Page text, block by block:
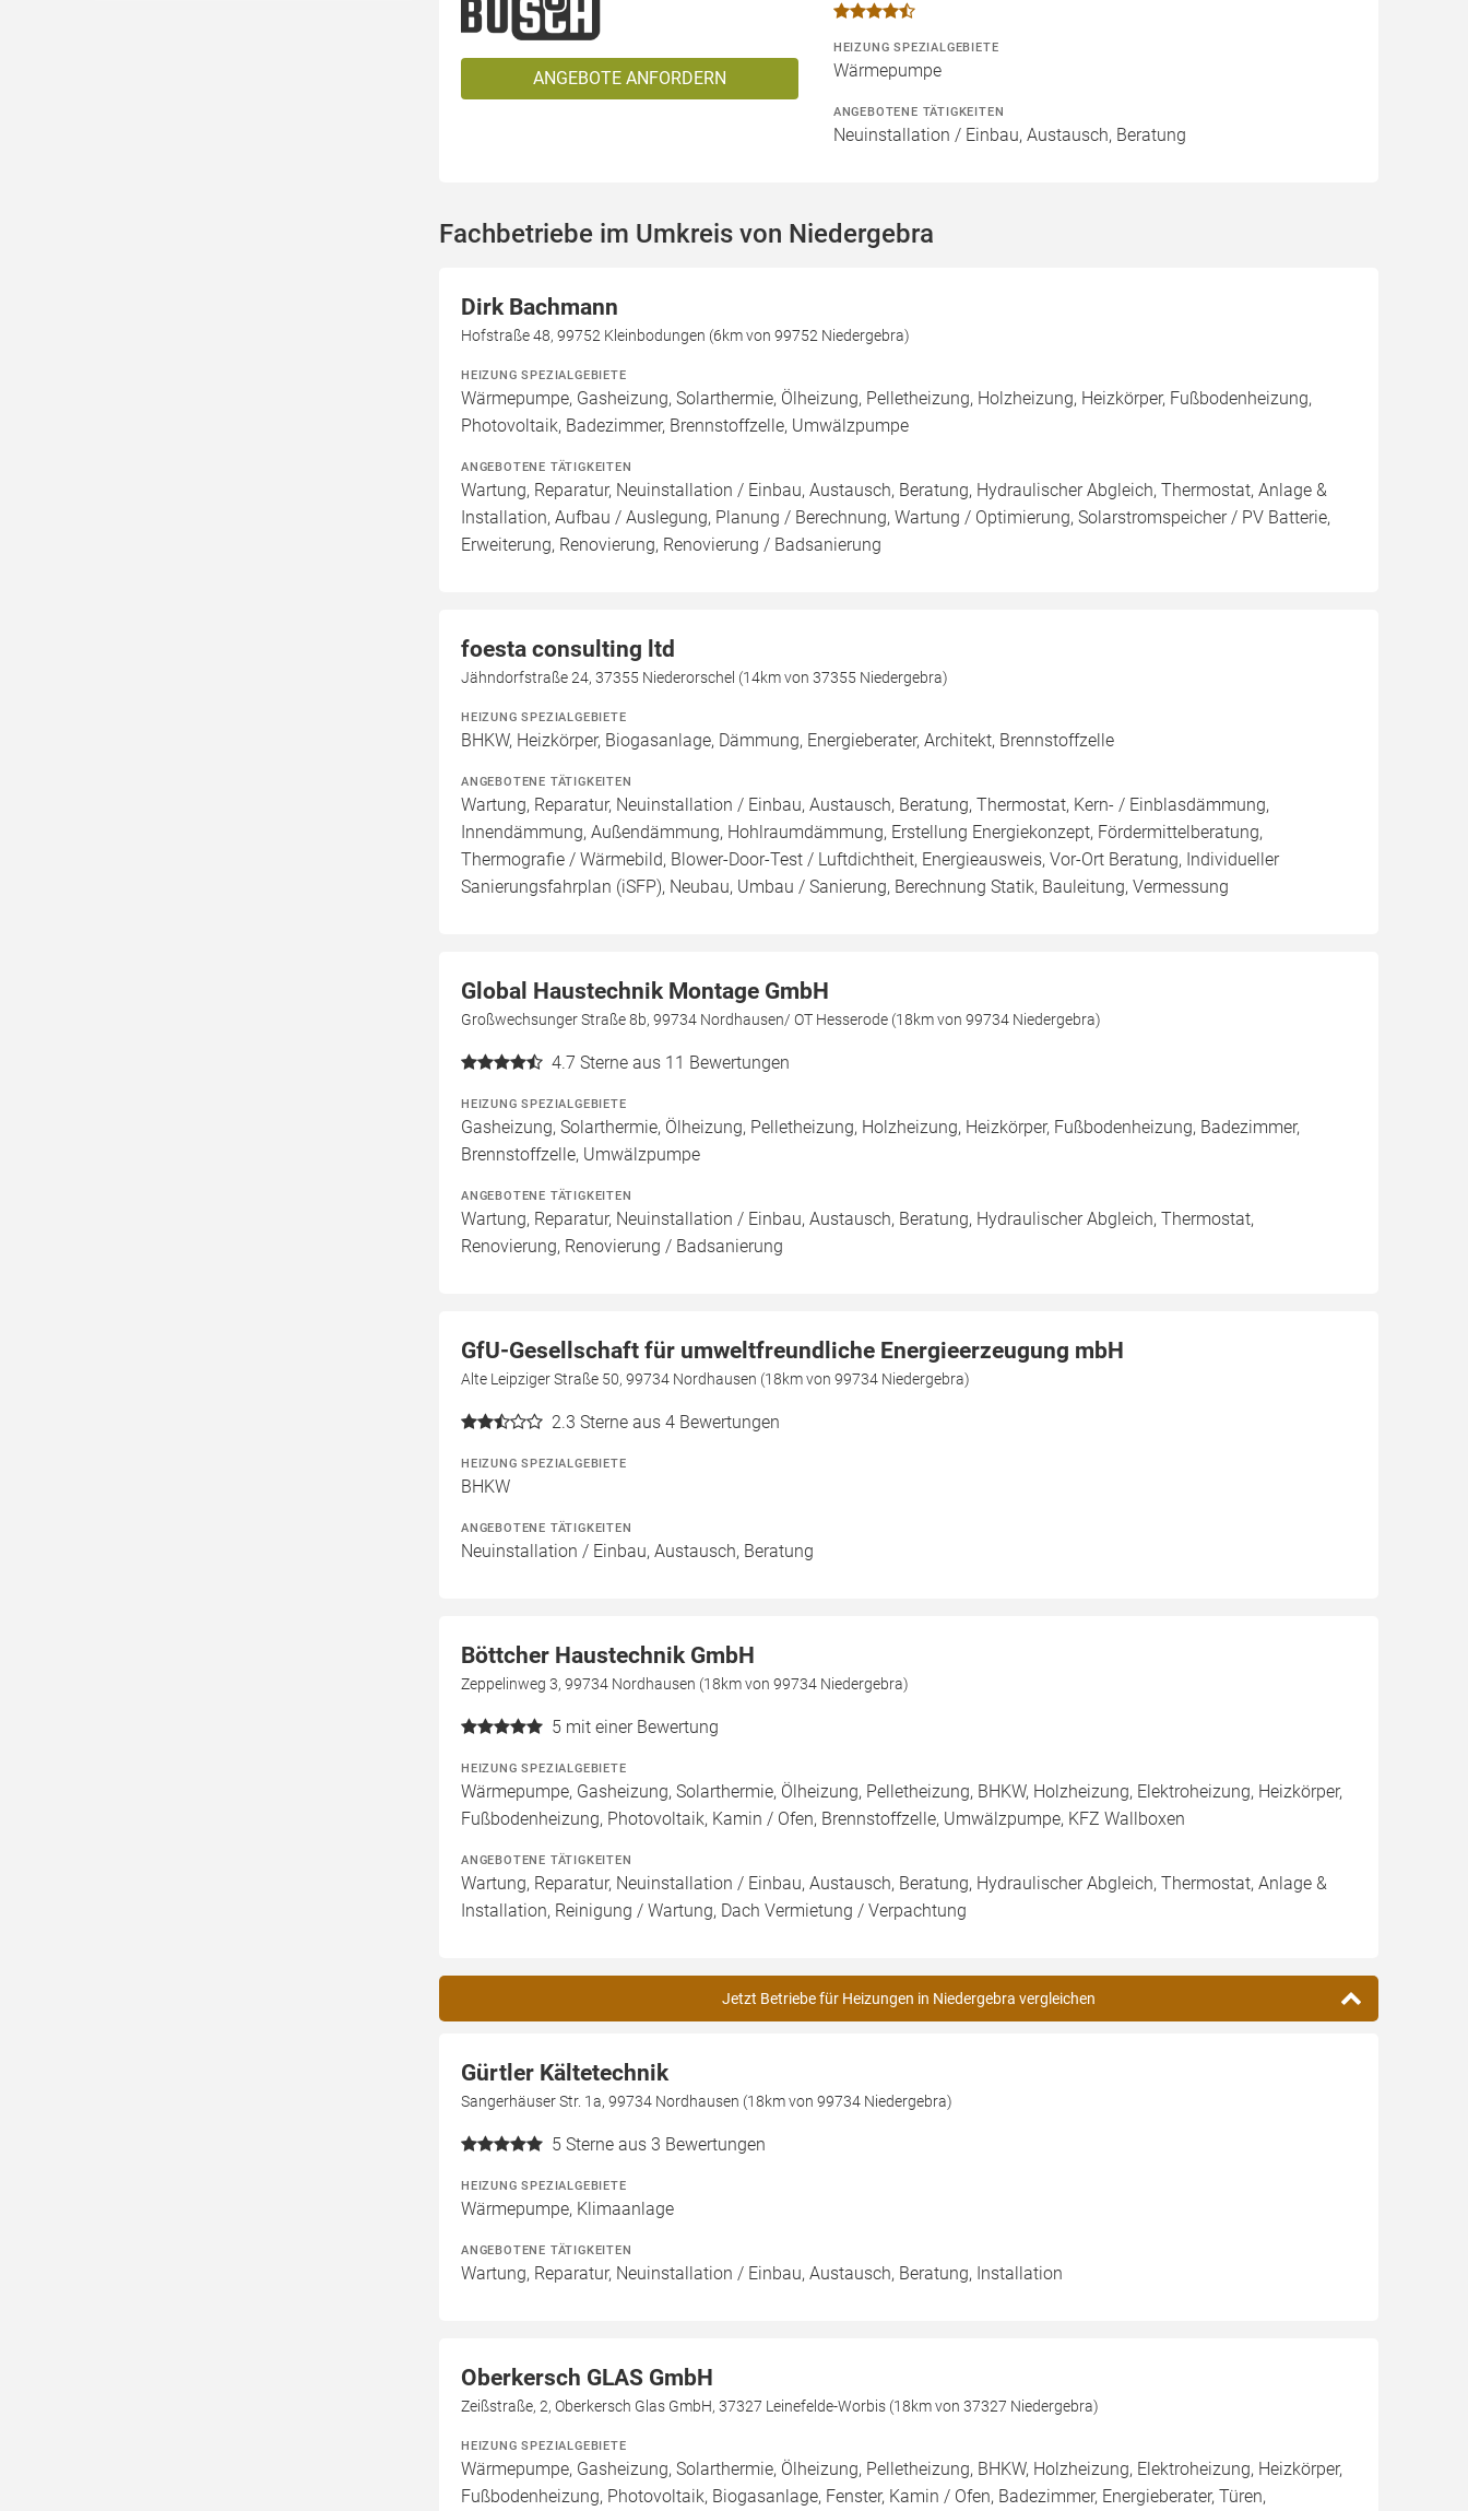
ANGEBOTE ANFORDERN
HEIZUNG SPEZIALGEBIETE
Wärmepumpe
ANGEBOTENE TÄTIGKEITEN
Neuinstallation / Einbau, Austausch, Beratung
Fachbetriebe im Umkreis von Niedergebra
Dirk Bachmann
Hofstraße 48, 99752 Kleinbodungen (6km von 99752 Niedergebra)
HEIZUNG SPEZIALGEBIETE
Wärmepumpe, Gasheizung, Solarthermie, Ölheizung, Pelletheizung, Holzheizung, Heizkörper, Fußbodenheizung,
Photovoltaik, Badezimmer, Brennstoffzelle, Umwälzpumpe
ANGEBOTENE TÄTIGKEITEN
Wartung, Reparatur, Neuinstallation / Einbau, Austausch, Beratung, Hydraulischer Abgleich, Thermostat, Anlage &
Installation, Aufbau / Auslegung, Planung / Berechnung, Wartung / Optimierung, Solarstromspeicher / PV Batterie,
Erweiterung, Renovierung, Renovierung / Badsanierung
foesta consulting ltd
Jähndorfstraße 24, 37355 Niederorschel (14km von 37355 Niedergebra)
HEIZUNG SPEZIALGEBIETE
BHKW, Heizkörper, Biogasanlage, Dämmung, Energieberater, Architekt, Brennstoffzelle
ANGEBOTENE TÄTIGKEITEN
Wartung, Reparatur, Neuinstallation / Einbau, Austausch, Beratung, Thermostat, Kern- / Einblasdämmung,
Innendämmung, Außendämmung, Hohlraumdämmung, Erstellung Energiekonzept, Fördermittelberatung,
Thermografie / Wärmebild, Blower-Door-Test / Luftdichtheit, Energieausweis, Vor-Ort Beratung, Individueller
Sanierungsfahrplan (iSFP), Neubau, Umbau / Sanierung, Berechnung Statik, Bauleitung, Vermessung
Global Haustechnik Montage GmbH
Großwechsunger Straße 8b, 99734 Nordhausen/ OT Hesserode (18km von 99734 Niedergebra)
4.7 Sterne aus 11 Bewertungen
HEIZUNG SPEZIALGEBIETE
Gasheizung, Solarthermie, Ölheizung, Pelletheizung, Holzheizung, Heizkörper, Fußbodenheizung, Badezimmer,
Brennstoffzelle, Umwälzpumpe
ANGEBOTENE TÄTIGKEITEN
Wartung, Reparatur, Neuinstallation / Einbau, Austausch, Beratung, Hydraulischer Abgleich, Thermostat,
Renovierung, Renovierung / Badsanierung
GfU-Gesellschaft für umweltfreundliche Energieerzeugung mbH
Alte Leipziger Straße 50, 99734 Nordhausen (18km von 99734 Niedergebra)
2.3 Sterne aus 4 Bewertungen
HEIZUNG SPEZIALGEBIETE
BHKW
ANGEBOTENE TÄTIGKEITEN
Neuinstallation / Einbau, Austausch, Beratung
Böttcher Haustechnik GmbH
Zeppelinweg 3, 99734 Nordhausen (18km von 99734 Niedergebra)
5 mit einer Bewertung
HEIZUNG SPEZIALGEBIETE
Wärmepumpe, Gasheizung, Solarthermie, Ölheizung, Pelletheizung, BHKW, Holzheizung, Elektroheizung, Heizkörper,
Fußbodenheizung, Photovoltaik, Kamin / Ofen, Brennstoffzelle, Umwälzpumpe, KFZ Wallboxen
ANGEBOTENE TÄTIGKEITEN
Wartung, Reparatur, Neuinstallation / Einbau, Austausch, Beratung, Hydraulischer Abgleich, Thermostat, Anlage &
Installation, Reinigung / Wartung, Dach Vermietung / Verpachtung
Jetzt Betriebe für Heizungen in Niedergebra vergleichen
Gürtler Kältetechnik
Sangerhäuser Str. 1a, 99734 Nordhausen (18km von 99734 Niedergebra)
5 Sterne aus 3 Bewertungen
HEIZUNG SPEZIALGEBIETE
Wärmepumpe, Klimaanlage
ANGEBOTENE TÄTIGKEITEN
Wartung, Reparatur, Neuinstallation / Einbau, Austausch, Beratung, Installation
Oberkersch GLAS GmbH
Zeißstraße, 2, Oberkersch Glas GmbH, 37327 Leinefelde-Worbis (18km von 37327 Niedergebra)
HEIZUNG SPEZIALGEBIETE
Wärmepumpe, Gasheizung, Solarthermie, Ölheizung, Pelletheizung, BHKW, Holzheizung, Elektroheizung, Heizkörper,
Fußbodenheizung, Photovoltaik, Biogasanlage, Fenster, Kamin / Ofen, Badezimmer, Energieberater, Türen,